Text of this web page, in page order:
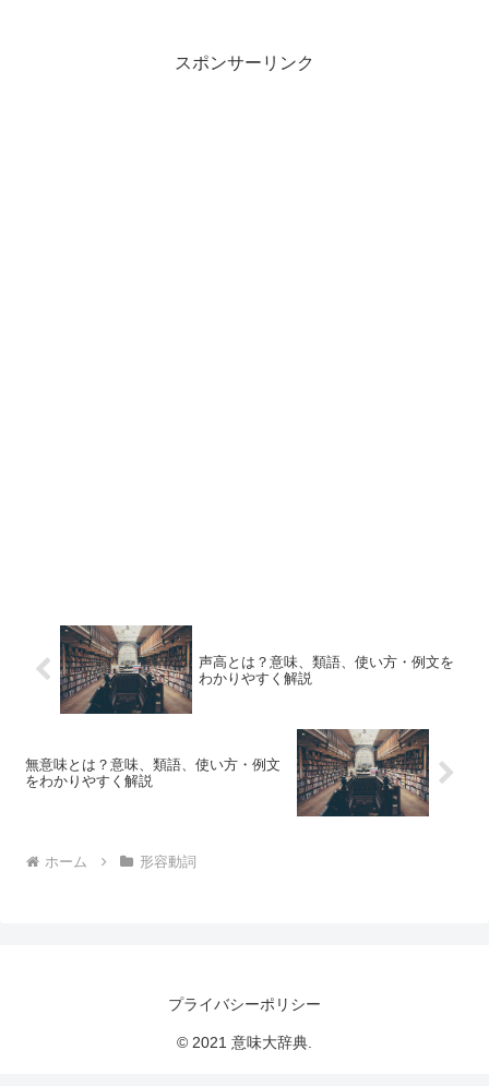
スポンサーリンク
声高とは？意味、類語、使い方・例文を
わかりやすく解説
無意味とは？意味、類語、使い方・例文
をわかりやすく解説
ホーム 形容動詞
プライバシーポリシー
© 2021 意味大辞典.